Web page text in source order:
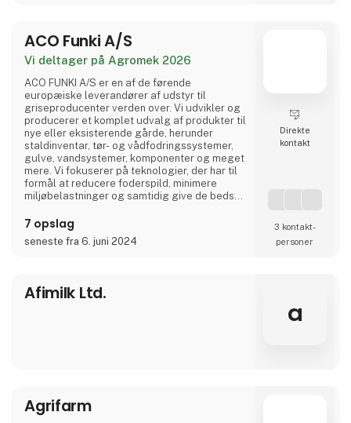
ACO Funki A/S
Vi deltager på Agromek 2026
ACO FUNKI A/S er en af de førende
europæiske leverandører af udstyr til
griseproducenter verden over. Vi udvikler og
producerer et komplet udvalg af produkter til
nye eller eksisterende gårde, herunder
staldinventar, tør- og vådfodringssystemer,
gulve, vandsystemer, komponenter og meget
mere. Vi fokuserer på teknologier, der har til
formål at reducere foderspild, minimere
miljøbelastninger og samtidig give de bedst
7 opslag
seneste fra 6. juni 2024
Direkte
kontakt
3 kontakt­
personer
Afimilk Ltd.
a
Agrifarm